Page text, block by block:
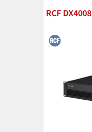
RCF DX4008